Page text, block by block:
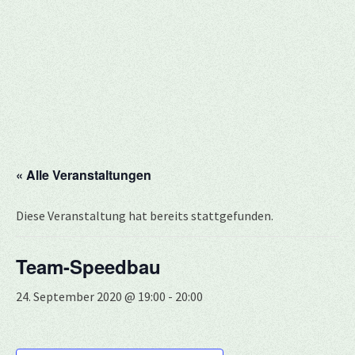
« Alle Veranstaltungen
Diese Veranstaltung hat bereits stattgefunden.
Team-Speedbau
24. September 2020 @ 19:00 - 20:00